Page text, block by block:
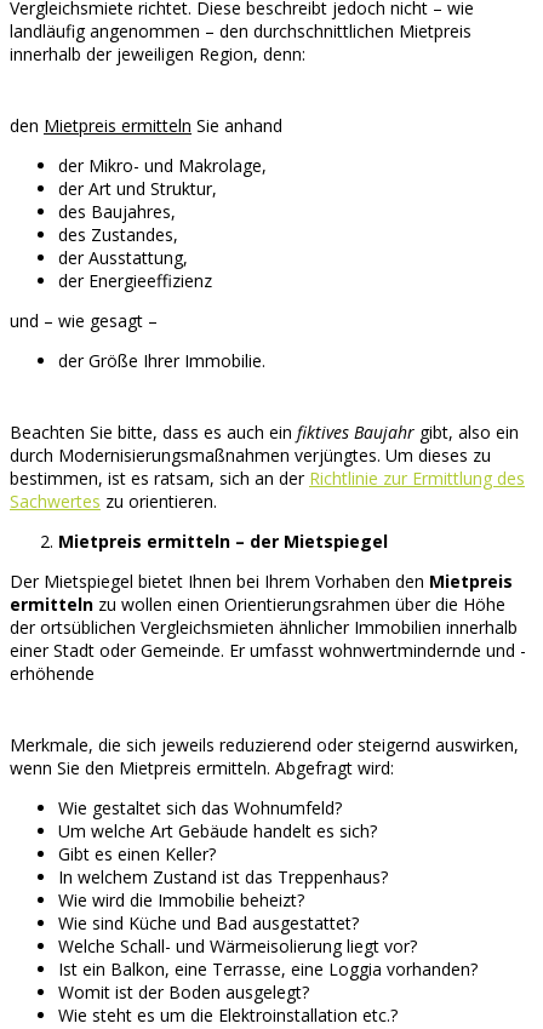
Vergleichsmiete richtet. Diese beschreibt jedoch nicht – wie
landläufig angenommen – den durchschnittlichen Mietpreis
innerhalb der jeweiligen Region, denn:
den Mietpreis ermitteln Sie anhand
der Mikro- und Makrolage,
der Art und Struktur,
des Baujahres,
des Zustandes,
der Ausstattung,
der Energieeffizienz
und – wie gesagt –
der Größe Ihrer Immobilie.
Beachten Sie bitte, dass es auch ein fiktives Baujahr gibt, also ein
durch Modernisierungsmaßnahmen verjüngtes. Um dieses zu
bestimmen, ist es ratsam, sich an der Richtlinie zur Ermittlung des
Sachwertes zu orientieren.
Mietpreis ermitteln – der Mietspiegel
Der Mietspiegel bietet Ihnen bei Ihrem Vorhaben den Mietpreis
ermitteln zu wollen einen Orientierungsrahmen über die Höhe
der ortsüblichen Vergleichsmieten ähnlicher Immobilien innerhalb
einer Stadt oder Gemeinde. Er umfasst wohnwertmindernde und -
erhöhende
Merkmale, die sich jeweils reduzierend oder steigernd auswirken,
wenn Sie den Mietpreis ermitteln. Abgefragt wird:
Wie gestaltet sich das Wohnumfeld?
Um welche Art Gebäude handelt es sich?
Gibt es einen Keller?
In welchem Zustand ist das Treppenhaus?
Wie wird die Immobilie beheizt?
Wie sind Küche und Bad ausgestattet?
Welche Schall- und Wärmeisolierung liegt vor?
Ist ein Balkon, eine Terrasse, eine Loggia vorhanden?
Womit ist der Boden ausgelegt?
Wie steht es um die Elektroinstallation etc.?